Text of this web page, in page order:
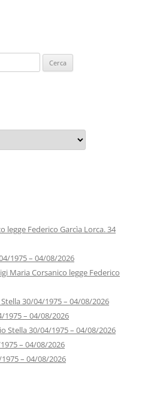
legge Federico Garcìa Lorca. 34
1975 – 04/08/2026
Maria Corsanico legge Federico
30/04/1975 – 04/08/2026
1975 – 04/08/2026
Stella 30/04/1975 – 04/08/2026
– 04/08/2026
– 04/08/2026